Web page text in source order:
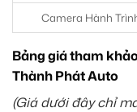
Camera Hành
Bảng giá tham
Thành Phát Auto
(Giá dưới đây chỉ